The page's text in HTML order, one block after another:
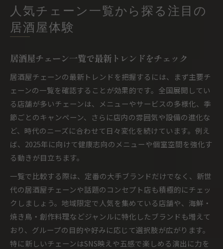
人気チェーン一覧から探る注目の
居酒屋体験
居酒屋チェーン一覧で最新トレンドをチェック
居酒屋チェーンの最新トレンドを把握するには、まず主要チ
ェーンの一覧を確認することが効果的です。全国展開してい
る店舗が多いチェーンは、メニューやサービスの多様化、季
節ごとのキャンペーン、さらに店内の雰囲気や設備の進化な
ど、時代のニーズに合わせて日々変化を続けています。例え
ば、2025年に向けて健康志向のメニューや個室空間を強化す
る動きが目立ちます。
一覧で比較する際は、定番の大手ブランドだけでなく、新世
代の居酒屋チェーンや話題のコンセプト店も積極的にチェッ
クしましょう。地域限定で人気を集めている店舗や、海鮮・
焼き鳥・創作料理などジャンルに特化したブランドも増えて
おり、グループの目的や好みに応じて選択肢が広がります。
特に新しいチェーンはSNS映えや五感で楽しめる演出に力を